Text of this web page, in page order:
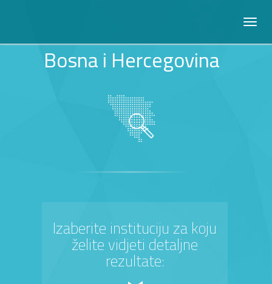
Bosna i Hercegovina
Izaberite instituciju za koju
želite vidjeti detaljne
rezultate: